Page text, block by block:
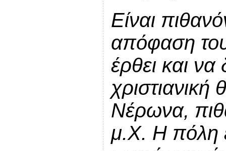
Είναι
απόφαση
έρθει και
χριστιανική
Νέρωνα,
μ.Χ. Η πόλη